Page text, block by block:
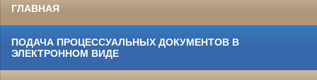
ГЛАВНАЯ
ПОДАЧА ПРОЦЕССУАЛЬНЫХ ДОКУМЕНТОВ В
ЭЛЕКТРОННОМ ВИДЕ